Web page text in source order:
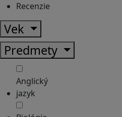
Recenzie
Vek
Predmety
Anglický
jazyk